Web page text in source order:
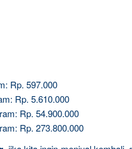
Rp. 597.000
Rp. 5.610.000
Rp. 54.900.000
Rp. 273.800.000